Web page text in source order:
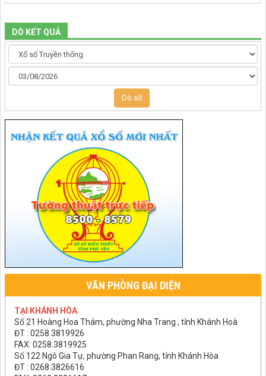
DÒ KẾT QUẢ
Dò số
VĂN PHÒNG ĐẠI DIỆN
TẠI KHÁNH HÒA
Số 21 Hoàng Hoa Thám, phường Nha Trang , tỉnh Khánh Hoà
ĐT : 0258.3819926
FAX: 0258.3819925
Số 122 Ngô Gia Tự, phường Phan Rang, tỉnh Khánh Hòa
ĐT : 0268.3826616